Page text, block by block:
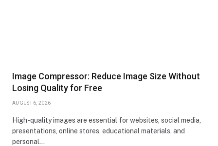
Image Compressor: Reduce Image Size Without
Losing Quality for Free
AUGUST 6, 2026
High-quality images are essential for websites, social media,
presentations, online stores, educational materials, and
personal…